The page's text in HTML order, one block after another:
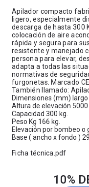
Apilador compacto
ligero, especialmente
descarga de hasta 300
colocación de aire
rápida y segura para
resistente y manejado
persona para elevar,
adapta a todas las
normativas de
furgonetas. Marcado CE.
También llamado:
Dimensiones (mm) largo
Altura de elevación 5000
Capacidad 300 kg.
Peso Kg 166 kg.
Elevación por bombeo o
Base ( ancho x fondo )
Ficha técnica.pdf
10%